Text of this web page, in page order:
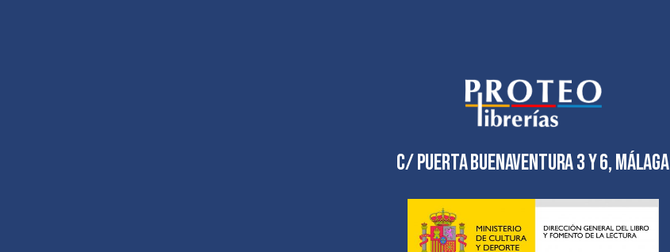
C/ Puerta Buenaventura 3 y 6, Málaga